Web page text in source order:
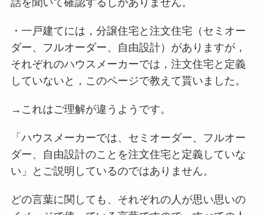
話を聞いて確認するしかありません。
・一戸建てには，分譲住宅と注文住宅（セミオー
ダー、フルオーダー、自由設計）がありますが，
それぞれのハウスメーカーでは，注文住宅と定義
していないと，このページで教えて貰いました。
→これはご理解が違うようです。
「ハウスメーカーでは、セミオーダー、フルオー
ダー、自由設計のことを注文住宅と定義していな
い」とご説明しているのではありません。
どの言葉に関しても、それぞれの人が思い思いの